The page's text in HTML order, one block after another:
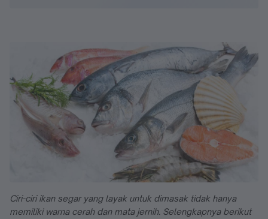
Ciri-ciri ikan segar yang layak untuk dimasak tidak hanya
memiliki warna cerah dan mata jernih. Selengkapnya berikut